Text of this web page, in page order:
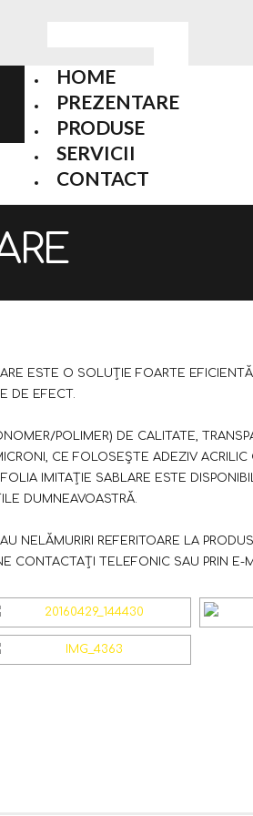
HOME
PREZENTARE
PRODUSE
SERVICII
CONTACT
ESTE O SOLUȚIE FOARTE
DE EFECT.
POLIMER) DE CALITATE,
CE FOLOSEȘTE ADEZIV
IMITAȚIE SABLARE ESTE
DUMNEAVOASTRĂ.
NELĂMURIRI REFERITOARE LA
CONTACTAȚI TELEFONIC SAU PRIN E-